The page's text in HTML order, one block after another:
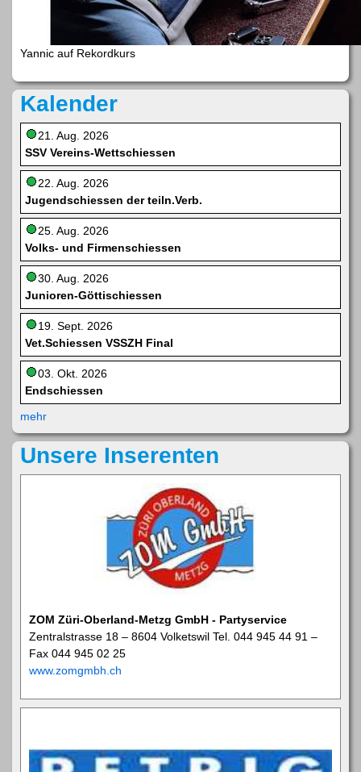
Yannic auf Rekordkurs
Kalender
21. Aug. 2026
SSV Vereins-Wettschiessen
22. Aug. 2026
Jugendschiessen der teiln.Verb.
25. Aug. 2026
Volks- und Firmenschiessen
30. Aug. 2026
Junioren-Göttischiessen
19. Sept. 2026
Vet.Schiessen VSSZH Final
03. Okt. 2026
Endschiessen
mehr
Unsere Inserenten
ZOM Züri-Oberland-Metzg GmbH - Partyservice
Zentralstrasse 18 – 8604 Volketswil Tel. 044 945 44 91 –
Fax 044 945 02 25
www.zomgmbh.ch